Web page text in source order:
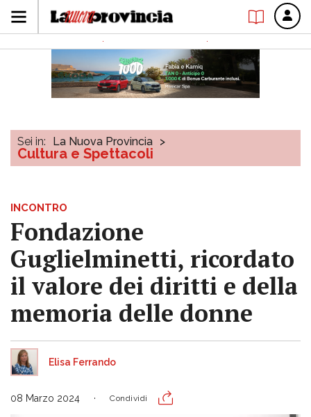
Sei in: La Nuova Provincia >
Cultura e Spettacoli
INCONTRO
Fondazione
Guglielminetti, ricordato
il valore dei diritti e della
memoria delle donne
Elisa Ferrando
08 Marzo 2024 Condividi